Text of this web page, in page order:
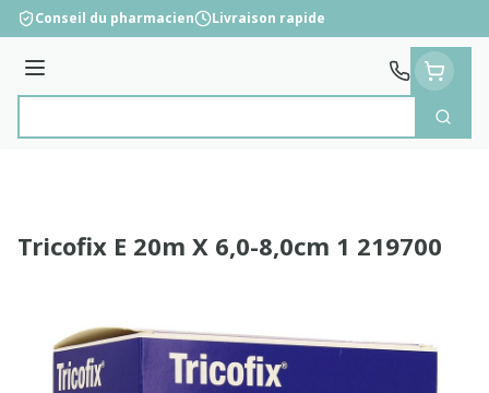
Aller au contenu
Conseil du pharmacien Livraison rapide
Menu
Tricofix E 20m X 6,0-8,0cm 1 219700